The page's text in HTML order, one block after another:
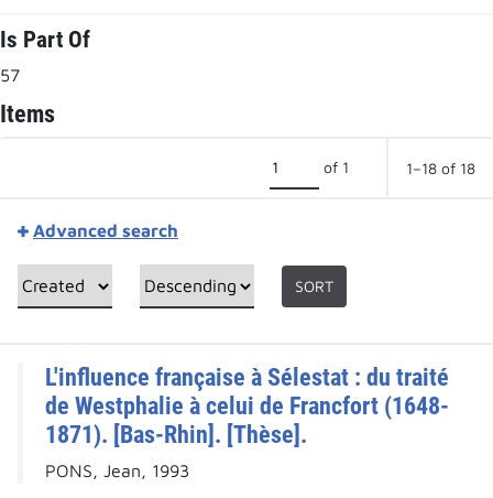
Is Part Of
57
Items
of 1 1–18 of 18
Advanced search
SORT
L'influence française à Sélestat : du traité
de Westphalie à celui de Francfort (1648-
1871). [Bas-Rhin]. [Thèse].
PONS, Jean, 1993